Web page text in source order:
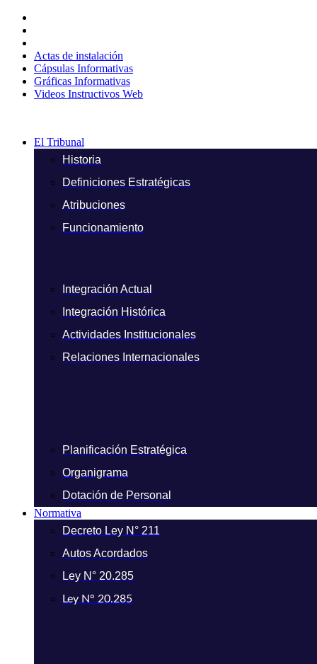
contenido
Actas de instalación
Cápsulas Informativas
Gráficas Informativas
Videos Instructivos Web
El Tribunal
Historia
Definiciones Estratégicas
Atribuciones
Funcionamiento
Integración Actual
Integración Histórica
Actividades Institucionales
Relaciones Internacionales
Planificación Estratégica
Organigrama
Dotación de Personal
Normativa
Decreto Ley N° 211
Autos Acordados
Ley N° 20.285
Ley N° 20.285